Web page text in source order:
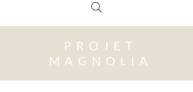
PROJET
MAGNOLIA